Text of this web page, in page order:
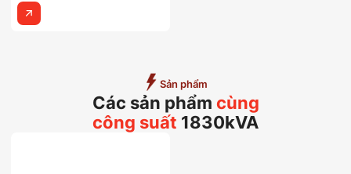
Sản phẩm
Các sản phẩm cùng
công suất 1830kVA